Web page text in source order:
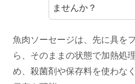
ませんか？
魚肉ソーセージは、先に具を
ら、そのままの状態で加熱処
め、殺菌剤や保存料を使わな